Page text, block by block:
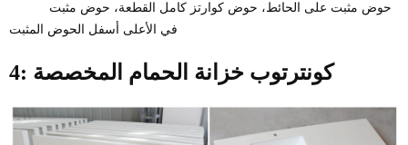
في الأعلى أسفل الحوض المثبت
4: كونترتوب خزانة الحمام المخصصة